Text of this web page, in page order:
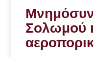
Σολωμού